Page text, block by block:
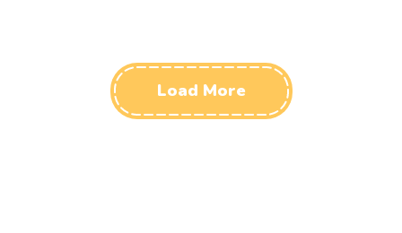
Load More